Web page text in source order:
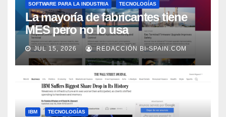
SOFTWARE PARA LA INDUSTRIA TECNOLOGÍAS
La mayoría de fabricantes tiene
MES pero no lo usa
adecuadamente, según Rockwell
Automation
JUL 15, 2026 REDACCIÓN BI-SPAIN.COM
IBM TECNOLOGÍAS